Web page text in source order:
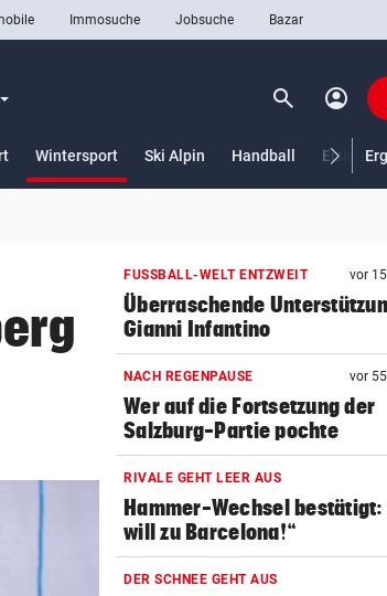
Immosuche Jobsuche Bazar
Menü aufklappen search Suchen
account_circle
Wintersport
Ski Alpin
Handball
FUSSBALL-WELT ENTZWEIT vor
Überraschende
Gianni Infantino
NACH REGENPAUSE vor
Wer auf die Fortsetzung der
Salzburg-Partie pochte
RIVALE GEHT LEER AUS
Hammer-Wechsel bestätigt:
will zu Barcelona!“
DER SCHNEE GEHT AUS